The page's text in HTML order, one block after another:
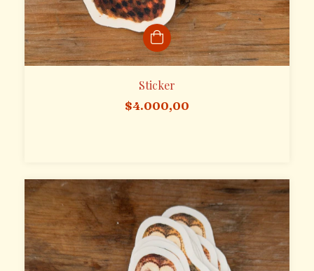
Sticker
$4.000,00